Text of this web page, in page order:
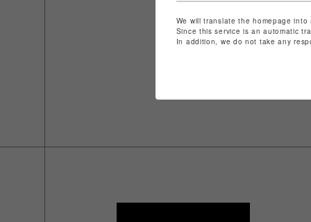
We will translate the homepage
Since this service is an automatic
In addition, we do not take any